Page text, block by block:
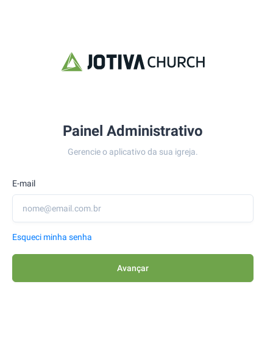
Painel Administrativo
Gerencie o aplicativo da sua igreja.
E-mail
Esqueci minha senha
Avançar